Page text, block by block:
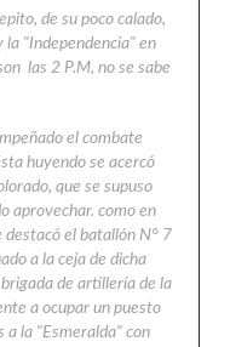
de su poco calado,
la "Independencia" en
las 2 P.M, no se sabe
el combate
huyendo se acercó
que se supuso
aprovechar. como en
destacó el batallón N° 7
a la ceja de dicha
de artillería de la
a ocupar un puesto
a la "Esmeralda" con